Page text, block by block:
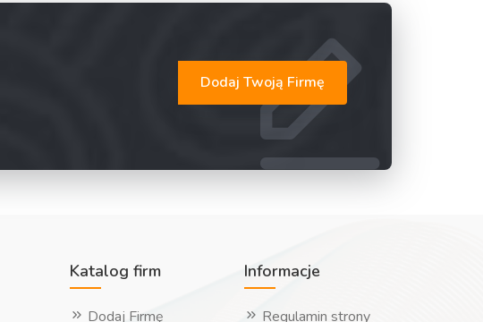
Dodaj Twoją Firmę
Katalog firm
Dodaj Firmę
Informacje
Regulamin strony